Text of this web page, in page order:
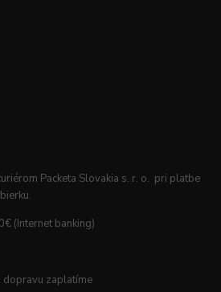
Packeta Slovakia s. r. o. pri platbe
(Internet banking)
dopravu zaplatíme